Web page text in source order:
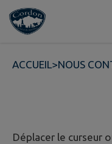
Contenu
ACCUEIL>NOUS
Déplacer le curseur